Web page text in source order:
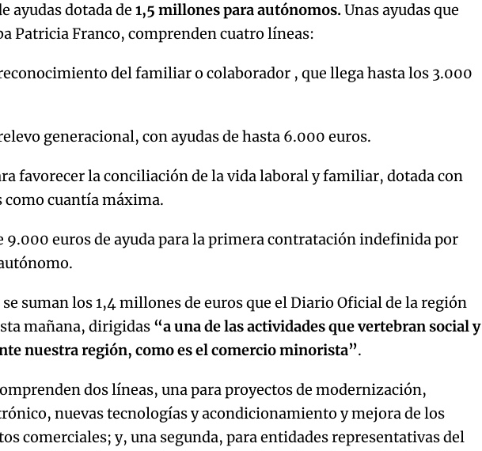
ayudas dotada de1,5 millones para autónomos.Unas ayudas que
Patricia Franco, comprenden cuatro líneas:
del familiar o colaborador , que llega hasta los 3.000
generacional, con ayudas de hasta 6.000 euros.
favorecer la conciliación de la vida laboral y familiar, dotada con
como cuantía máxima.
9.000 euros de ayuda para la primera contratación indefinida por
se suman los 1,4 millones de euros que el Diario Oficial de la región
mañana, dirigidas “a una de las actividades que vertebran social y
nuestra región, como es el comercio minorista”.
dos líneas, una para proyectos de modernización,
nuevas tecnologías y acondicionamiento y mejora de los
comerciales; y, una segunda, para entidades representativas del